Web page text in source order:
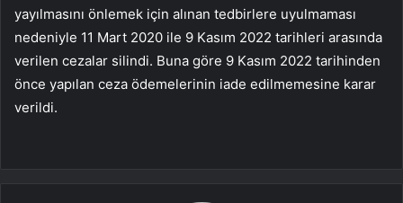
yayılmasını önlemek için alınan tedbirlere uyulmaması
nedeniyle 11 Mart 2020 ile 9 Kasım 2022 tarihleri ​​arasında
verilen cezalar silindi. Buna göre 9 Kasım 2022 tarihinden
önce yapılan ceza ödemelerinin iade edilmemesine karar
verildi.